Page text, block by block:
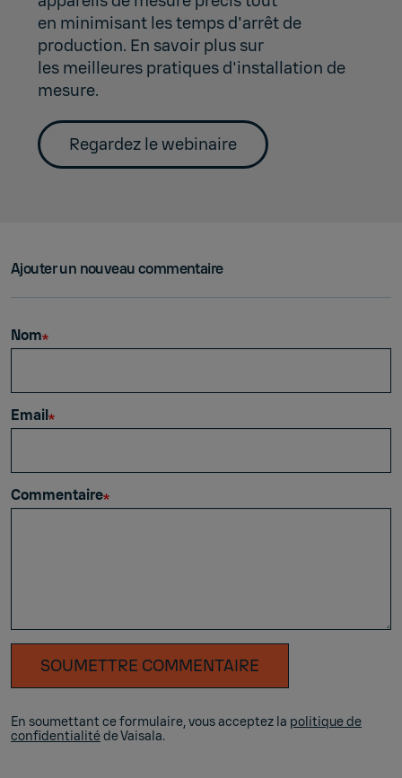
en minimisant les temps d'arrêt de
production. En savoir plus sur
les meilleures pratiques d'installation de
mesure.
Regardez le webinaire
Ajouter un nouveau commentaire
Nom
Email
Commentaire
SOUMETTRE COMMENTAIRE
En soumettant ce formulaire, vous acceptez la politique de
confidentialitéde Vaisala.